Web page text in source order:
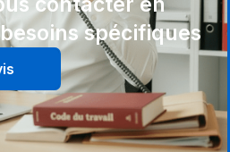
spécifiques